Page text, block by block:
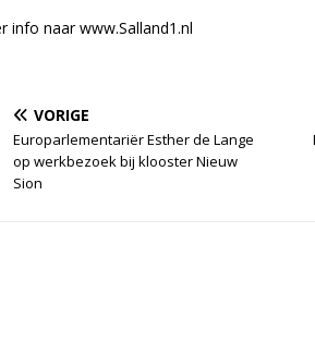
info naar www.Salland1.nl
VORIGE
Europarlementariër Esther de Lange
op werkbezoek bij klooster Nieuw
Sion